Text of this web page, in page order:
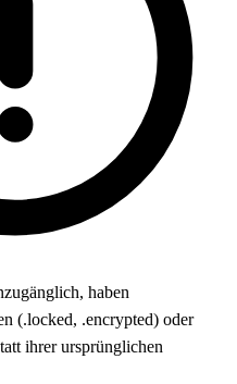
haben
(.locked, .encrypted) oder
ihrer ursprünglichen